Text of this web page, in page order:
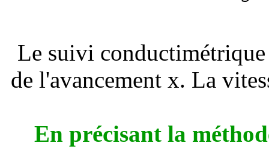
Le suivi
de l'avancement x. La
En précisant la